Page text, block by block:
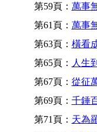
第59頁： 萬事
第61頁： 萬事
第63頁： 橫看
第65頁： 人生
第67頁： 從征
第69頁： 千錘
第71頁： 天為